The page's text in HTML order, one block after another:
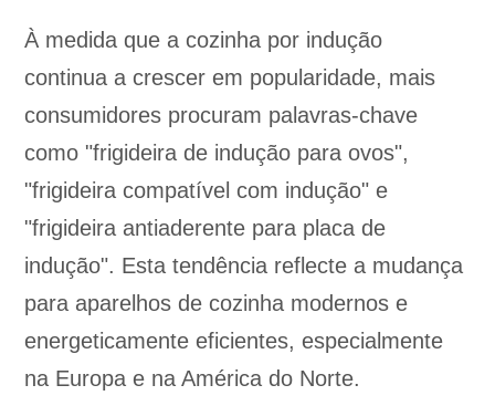
À medida que a cozinha por indução
continua a crescer em popularidade, mais
consumidores procuram palavras-chave
como "frigideira de indução para ovos",
"frigideira compatível com indução" e
"frigideira antiaderente para placa de
indução". Esta tendência reflecte a mudança
para aparelhos de cozinha modernos e
energeticamente eficientes, especialmente
na Europa e na América do Norte.